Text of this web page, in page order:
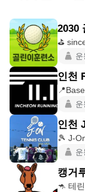
2030
인천
인천
🎾 J-On
모집
캥거
🦘 테